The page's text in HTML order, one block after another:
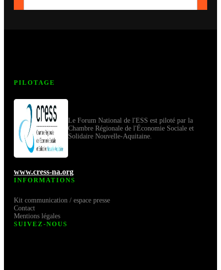
PILOTAGE
Le Forum National de l'ESS est piloté par la
Chambre Régionale de l'Économie Sociale et
Solidaire Nouvelle-Aquitaine.
www.cress-na.org
INFORMATIONS
Kit communication / espace presse
Contact
Mentions légales
SUIVEZ-NOUS